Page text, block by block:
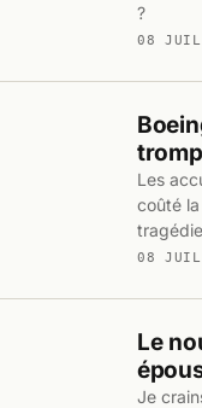
?
08 JUIL
Les
coûté
08 JUIL
Le
Je